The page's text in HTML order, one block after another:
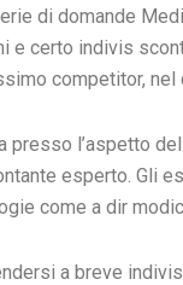
di domande
e certo indivis
competitor,
presso l’aspetto
esperto. Gli
come a dir
a breve